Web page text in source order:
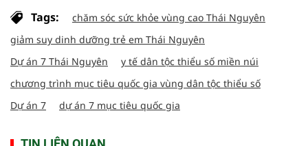
Tags:
chăm sóc sức khỏe vùng cao Thái Nguyên
giảm suy dinh dưỡng trẻ em Thái Nguyên
Dự án 7 Thái Nguyên
y tế dân tộc thiểu số miền núi
chương trình mục tiêu quốc gia vùng dân tộc thiểu số
Dự án 7
dự án 7 mục tiêu quốc gia